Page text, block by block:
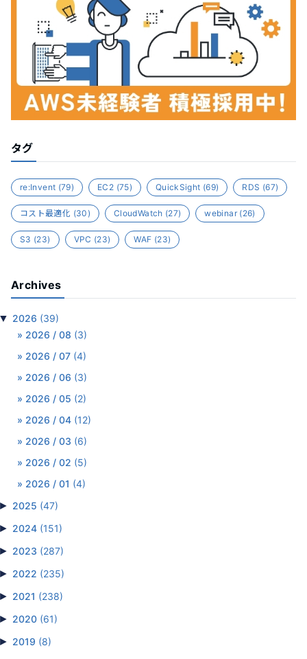
タグ
re:Invent (79) EC2 (75) QuickSight (69) RDS (67)
コスト最適化 (30) CloudWatch (27) webinar(26)
S3 (23) VPC (23) WAF (23)
Archives
2026 (39)
2026 / 08 (3)
2026 / 07 (4)
2026 / 06 (3)
2026 / 05 (2)
2026 / 04 (12)
2026 / 03 (6)
2026 / 02 (5)
2026 / 01 (4)
2025 (47)
2024 (151)
2023 (287)
2022 (235)
2021 (238)
2020 (61)
2019 (8)